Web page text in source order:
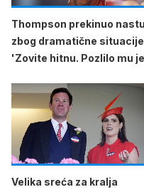
Thompson prekinuo
zbog dramatične
'Zovite hitnu. Pozlilo mu
Velika sreća za kralja